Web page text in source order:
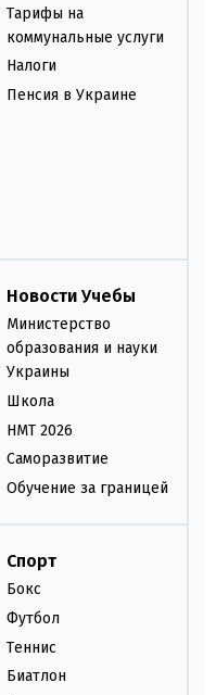
Тарифы на
коммунальные услуги
Налоги
Пенсия в Украине
Новости Учебы
Министерство
образования и науки
Украины
Школа
НМТ 2026
Саморазвитие
Обучение за границей
Спорт
Бокс
Футбол
Теннис
Биатлон